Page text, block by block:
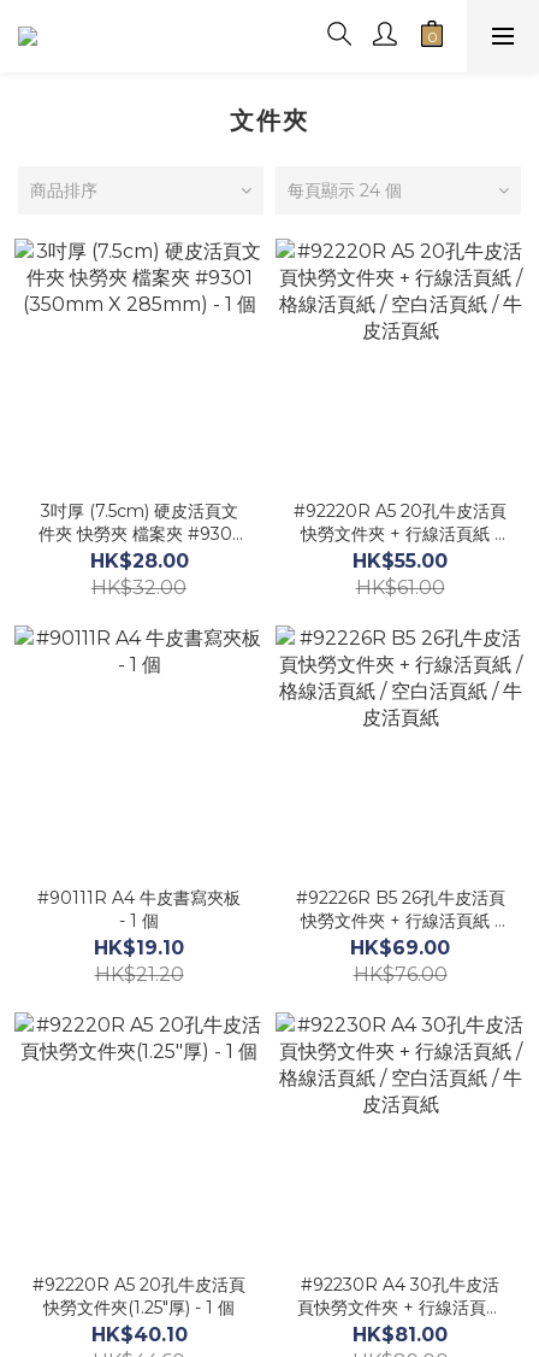
文件夾
商品排序 每頁顯示 24 個
3吋厚 (7.5cm) 硬皮活頁文
件夾 快勞夾 檔案夾 #9301
(350mm X 285mm) - 1 個
HK$28.00
HK$32.00
#92220R A5 20孔牛皮活頁
快勞文件夾 + 行線活頁紙 /
格線活頁紙 / 空白活頁紙 /
牛皮活頁紙
HK$55.00
HK$61.00
#90111R A4 牛皮書寫夾板
- 1 個
HK$19.10
HK$21.20
#92226R B5 26孔牛皮活頁
快勞文件夾 + 行線活頁紙 /
格線活頁紙 / 空白活頁紙 /
牛皮活頁紙
HK$69.00
HK$76.00
#92220R A5 20孔牛皮活頁
快勞文件夾(1.25"厚) - 1 個
HK$40.10
#92230R A4 30孔牛皮活
頁快勞文件夾 + 行線活頁紙
/ 格線活頁紙 / 空白活頁紙 /
HK$81.00